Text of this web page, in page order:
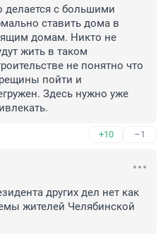
делается с большими
ставить дома в
домам. Никто не
жить в таком
не понятно что
пойти и
Здесь нужно уже
+10 –1
других дел нет как
жителей Челябинской